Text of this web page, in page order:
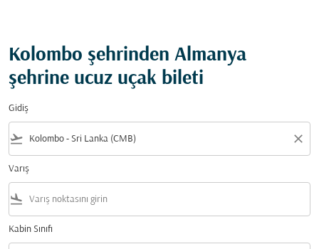
Kolombo şehrinden Almanya
şehrine ucuz uçak bileti
Gidiş
flight_takeoff close
Varış
flight_land
Kabin Sınıfı